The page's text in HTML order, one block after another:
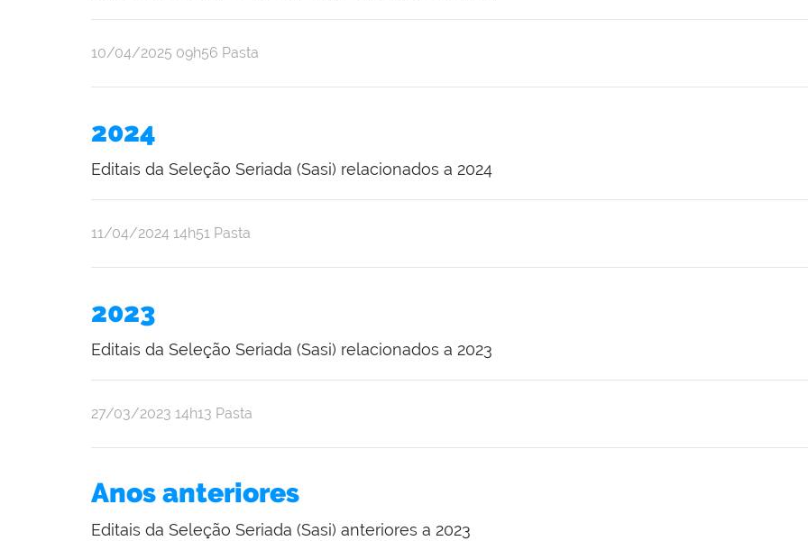
publicado
10/04/2025 09h56 Pasta
2024
Editais da Seleção Seriada (Sasi) relacionados a 2024
publicado
11/04/2024 14h51 Pasta
2023
Editais da Seleção Seriada (Sasi) relacionados a 2023
publicado
27/03/2023 14h13 Pasta
Anos anteriores
Editais da Seleção Seriada (Sasi) anteriores a 2023